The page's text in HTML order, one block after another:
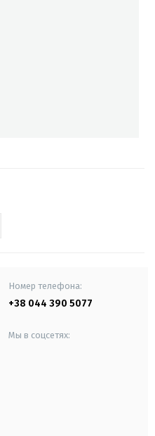
Номер телефона:
+38 044 390 5077
Мы в соцсетях: